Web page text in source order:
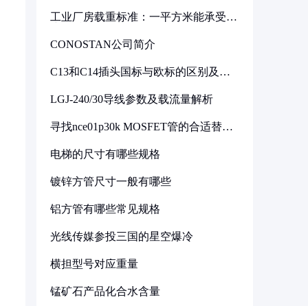
工业厂房载重标准：一平方米能承受多
CONOSTAN公司简介
C13和C14插头国标与欧标的区别及其
LGJ-240/30导线参数及载流量解析
寻找nce01p30k MOSFET管的合适替代
电梯的尺寸有哪些规格
镀锌方管尺寸一般有哪些
铝方管有哪些常见规格
光线传媒参投三国的星空爆冷
横担型号对应重量
锰矿石产品化合水含量